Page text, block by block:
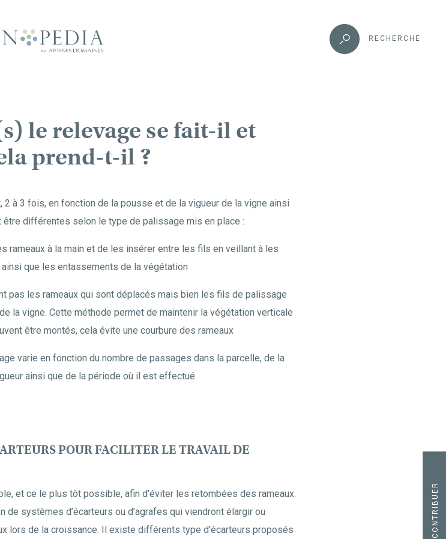
RECHERCHE
le relevage se fait-il et
prend-t-il ?
à 3 fois, en fonction de la pousse et de la vigueur de la vigne ainsi
différentes selon le type de palissage mis en place :
à la main et de les insérer entre les fils en veillant à les
que les entassements de la végétation
pas les rameaux qui sont déplacés mais bien les fils de palissage
la vigne. Cette méthode permet de maintenir la végétation verticale
être montés, cela évite une courbure des rameaux
varie en fonction du nombre de passages dans la parcelle, de la
ainsi que de la période où il est effectué.
POUR FACILITER LE TRAVAIL DE
et ce le plus tôt possible, afin d'éviter les retombées des rameaux.
systèmes d’écarteurs ou d’agrafes qui viendront élargir ou
lors de la croissance. Il existe différents type d’écarteurs proposés
CONTRIBUER